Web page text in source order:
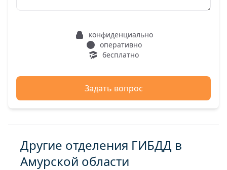
конфиденциально
оперативно
бесплатно
Задать вопрос
Другие отделения ГИБДД в
Амурской области